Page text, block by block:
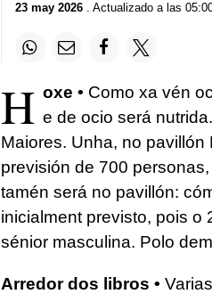
23 may 2026. Actualizado a las
H oxe • Como xa vén
e de ocio será
Maiores. Unha, no pavillón
previsión de 700
tamén será no pavillón:
inicialment previsto, pois o
sénior masculina. Polo
Arredor dos libros •